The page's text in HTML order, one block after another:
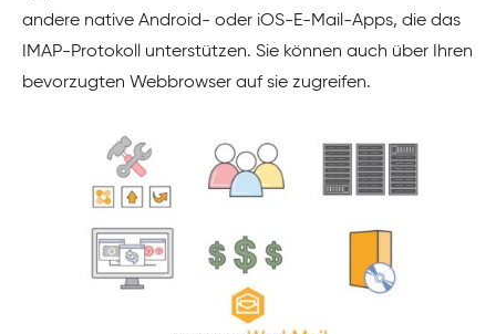
andere native Android- oder iOS-E-Mail-Apps, die das
IMAP-Protokoll unterstützen. Sie können auch über Ihren
bevorzugten Webbrowser auf sie zugreifen.